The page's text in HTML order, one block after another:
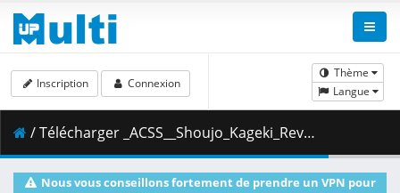
Thème
Langue
Inscription Connexion
/ Télécharger _ACSS__Shoujo_Kageki_Revue_Starlight_-_01__1080p_.ass ( 33.56 kB )
Nous vous conseillons fortement de prendre un VPN pour